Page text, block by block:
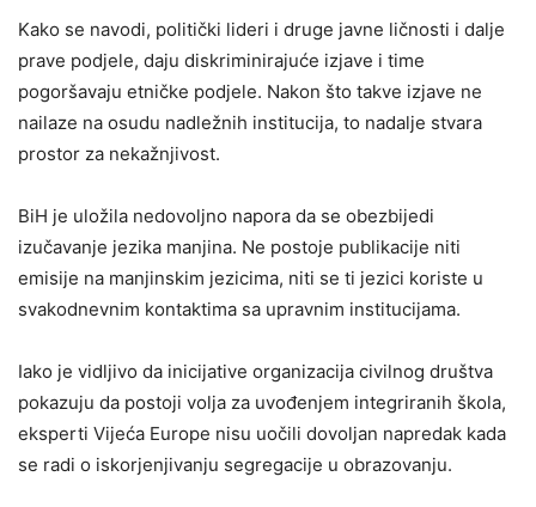
Kako se navodi, politički lideri i druge javne ličnosti i dalje
prave podjele, daju diskriminirajuće izjave i time
pogoršavaju etničke podjele. Nakon što takve izjave ne
nailaze na osudu nadležnih institucija, to nadalje stvara
prostor za nekažnjivost.
BiH je uložila nedovoljno napora da se obezbijedi
izučavanje jezika manjina. Ne postoje publikacije niti
emisije na manjinskim jezicima, niti se ti jezici koriste u
svakodnevnim kontaktima sa upravnim institucijama.
Iako je vidljivo da inicijative organizacija civilnog društva
pokazuju da postoji volja za uvođenjem integriranih škola,
eksperti Vijeća Europe nisu uočili dovoljan napredak kada
se radi o iskorjenjivanju segregacije u obrazovanju.